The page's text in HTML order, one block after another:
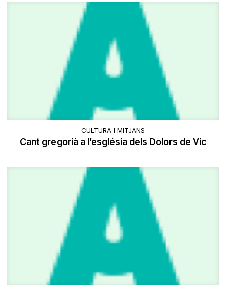
CULTURA I MITJANS
Cant gregorià a l’església dels Dolors de Vic